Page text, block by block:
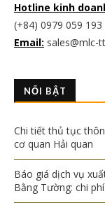
Hotline kinh
(+84) 0979 059 193
Email: sales@mlc-
NỔI BẬT
Chi tiết thủ tục
cơ quan Hải quan
Báo giá dịch vụ
Bằng Tường: chi